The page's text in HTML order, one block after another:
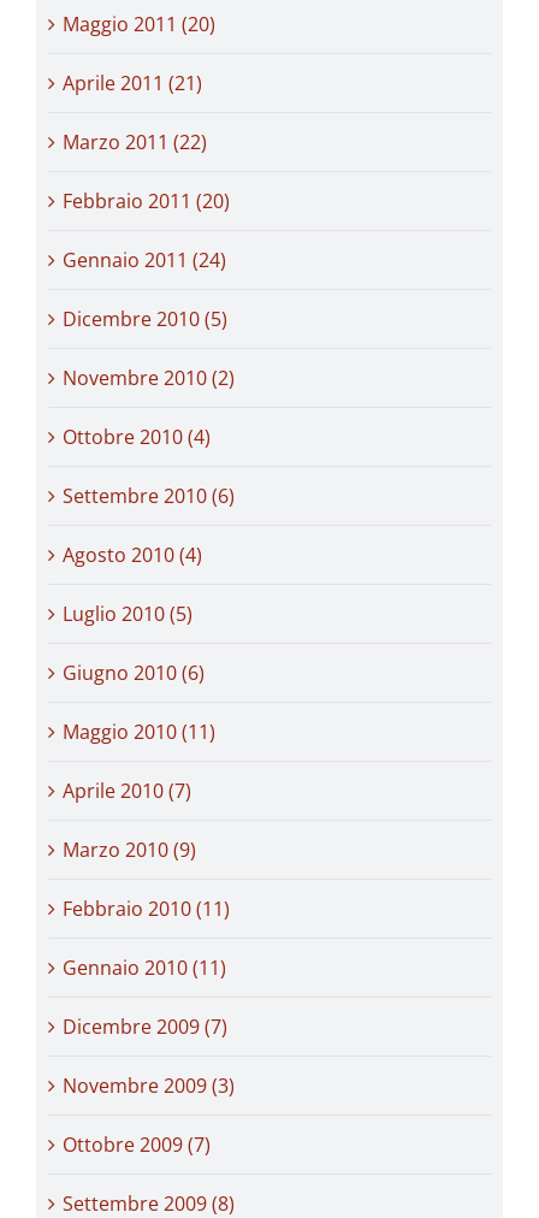
Maggio 2011 (20)
Aprile 2011 (21)
Marzo 2011 (22)
Febbraio 2011 (20)
Gennaio 2011 (24)
Dicembre 2010 (5)
Novembre 2010 (2)
Ottobre 2010 (4)
Settembre 2010 (6)
Agosto 2010 (4)
Luglio 2010 (5)
Giugno 2010 (6)
Maggio 2010 (11)
Aprile 2010 (7)
Marzo 2010 (9)
Febbraio 2010 (11)
Gennaio 2010 (11)
Dicembre 2009 (7)
Novembre 2009 (3)
Ottobre 2009 (7)
Settembre 2009 (8)